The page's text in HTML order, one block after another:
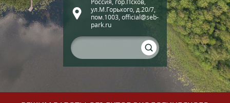
Россия, гор.Псков,
ул.М.Горького, д.20/7,
пом.1003, official@seb-
park.ru